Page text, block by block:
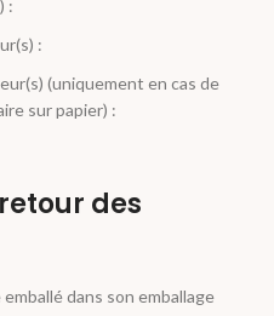
:
:
(uniquement en cas de
sur papier) :
des
dans son emballage